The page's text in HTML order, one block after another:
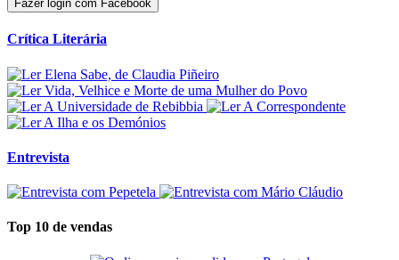
Fazer login com Facebook
Crítica Literária
Entrevista
Top 10 de vendas